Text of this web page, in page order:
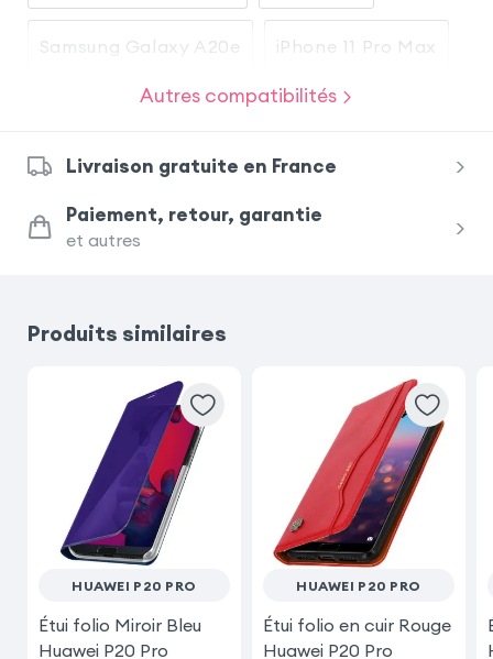
Samsung Galaxy A20e iPhone 11 Pro Max
Samsung Galaxy S10 Plus
Samsung Galaxy S20
Samsung Galaxy S9 Plus
Huawei P30 Lite Samsung Galaxy A41
Autres compatibilités
Livraison gratuite en France
Paiement, retour, garantie
et autres
Produits similaires
HUAWEI P20 PRO
Étui folio Miroir Bleu
Huawei P20 Pro
HUAWEI P20 PRO
Étui folio en cuir Rouge
Huawei P20 Pro